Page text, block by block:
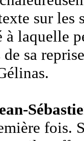
sur les
laquelle
sa
fois.